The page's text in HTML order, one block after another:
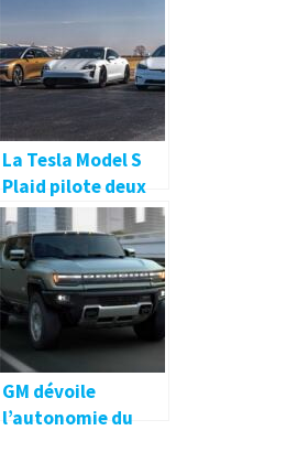
La Tesla Model S
Plaid pilote deux
des berlines les
plus rapides au
monde. Les
résultats n’étaient
pas proches
GM dévoile
l’autonomie du